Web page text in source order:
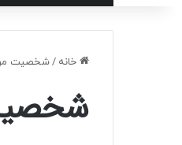
خانه /شخصیت